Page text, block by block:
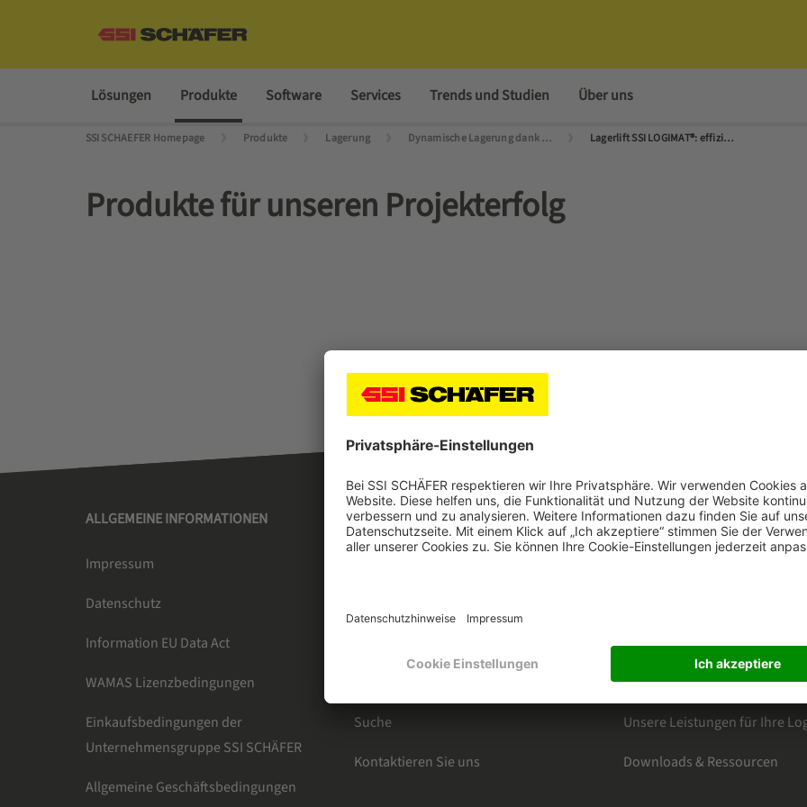
Lösungen Produkte Software Services Trends und Studien Über uns
SSI SCHAEFER Homepage Produkte Lagerung Dynamische Lagerung dank teilautomatischer Kompaktlager Lagerlift SSI LOGIMAT®: effizient, kompakt, zuverlässig
Produkte für unseren Projekterfolg
ALLGEMEINE INFORMATIONEN
Impressum
Datenschutz
Information EU Data Act
WAMAS Lizenzbedingungen
Einkaufsbedingungen der
Unternehmensgruppe SSI SCHÄFER
Allgemeine Geschäftsbedingungen
SSI SCHÄFER
Suche
Kontaktieren Sie uns
KATEGORIEN
Software Solutions
Trends und Studien
Unsere Leistungen für Ihre
Downloads & Ressourcen